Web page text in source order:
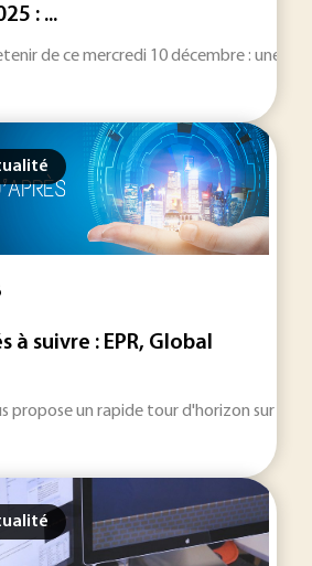
: ...
de ce mercredi 10 décembre : une
à suivre : EPR, Global
propose un rapide tour d'horizon sur les